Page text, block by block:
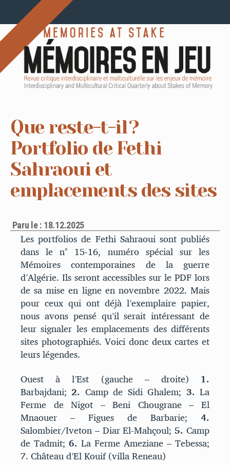
Que reste-t-il ?
Portfolio de Fethi
Sahraoui et
emplacements des sites
Paru le : 18.12.2025
Les portfolios de Fethi Sahraoui sont publiés
dans le n° 15-16, numéro spécial sur les
Mémoires contemporaines de la guerre
d’Algérie. Ils seront accessibles sur le PDF lors
de sa mise en ligne en novembre 2022. Mais
pour ceux qui ont déjà l’exemplaire papier,
nous avons pensé qu’il serait intéressant de
leur signaler les emplacements des différents
sites photographiés. Voici donc deux cartes et
leurs légendes.
Ouest à l’Est (gauche – droite) 1.
Barbajdani;2. Camp de Sidi Ghalem; 3. La
Ferme de Nigot – Beni Chougrane – El
Mnaouer – Figues de Barbarie; 4.
Salombier/Iveton – Diar El-Mahçoul;5. Camp
de Tadmit; 6. La Ferme Ameziane – Tebessa;
7. Château d’El Kouif (villa Reneau)